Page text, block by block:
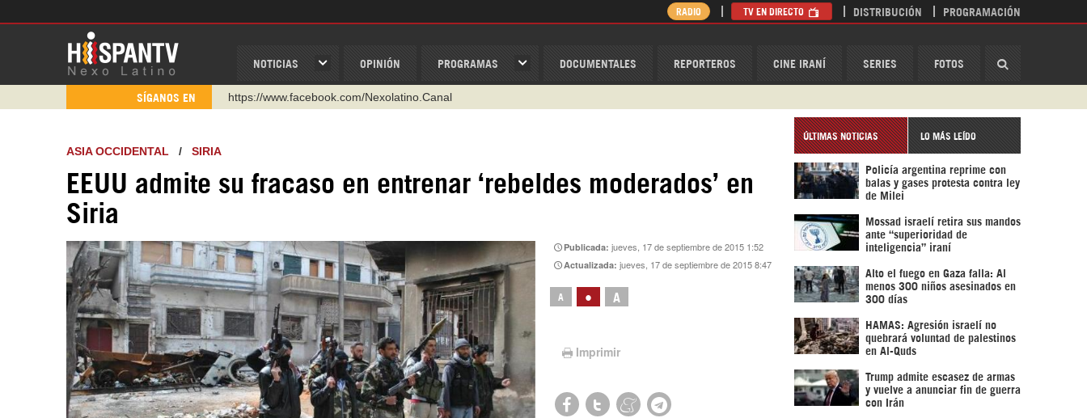
NOTICIAS OPINIÓN PROGRAMAS DOCUMENTALES REPORTEROS CINE IRANÍ SERIES FOTOS
RADIO TV EN DIRECTO DISTRIBUCIÓN PROGRAMACIÓN
SÍGANOS EN
https://www.facebook.com/Nexolatino.Canal
https://urmedium.com/c/hispantv
Instagram como: hispan_tv
ASIA OCCIDENTAL / SIRIA
EEUU admite su fracaso en entrenar ‘rebeldes moderados’ en
Siria
Publicada:jueves, 17 de septiembre de 2015 1:52
Actualizada:jueves, 17 de septiembre de 2015 8:47
A • A
Imprimir
ÚLTIMAS NOTICIAS LO MÁS LEÍDO
Policía argentina reprime con
balas y gases protesta contra ley
de Milei
Mossad israelí retira sus mandos
ante “superioridad de
inteligencia” iraní
Alto el fuego en Gaza falla: Al
menos 300 niños asesinados en
300 días
HAMAS: Agresión israelí no
quebrará voluntad de palestinos
en Al-Quds
Trump admite escasez de armas
y vuelve a anunciar fin de guerra
con Irán